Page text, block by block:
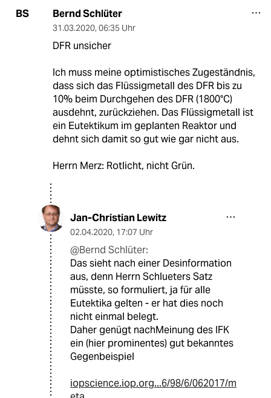
BS Bernd Schlüter
31.03.2020, 06:35 Uhr
DFR unsicher
Ich muss meine optimistisches Zugeständnis,
dass sich das Flüssigmetall des DFR bis zu
10% beim Durchgehen des DFR (1800°C)
ausdehnt, zurückziehen. Das Flüssigmetall ist
ein Eutektikum im geplanten Reaktor und
dehnt sich damit so gut wie gar nicht aus.
Herrn Merz: Rotlicht, nicht Grün.
Jan-Christian Lewitz
02.04.2020, 17:07 Uhr
@Bernd Schlüter:
Das sieht nach einer Desinformation
aus, denn Herrn Schlueters Satz
müsste, so formuliert, ja für alle
Eutektika gelten - er hat dies noch
nicht einmal belegt.
Daher genügt nachMeinung des IFK
ein (hier prominentes) gut bekanntes
Gegenbeispiel
iopscience.iop.org...6/98/6/062017/m